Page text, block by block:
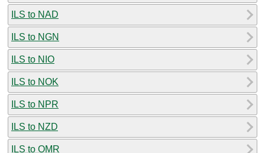
ILS to NAD
ILS to NGN
ILS to NIO
ILS to NOK
ILS to NPR
ILS to NZD
ILS to OMR